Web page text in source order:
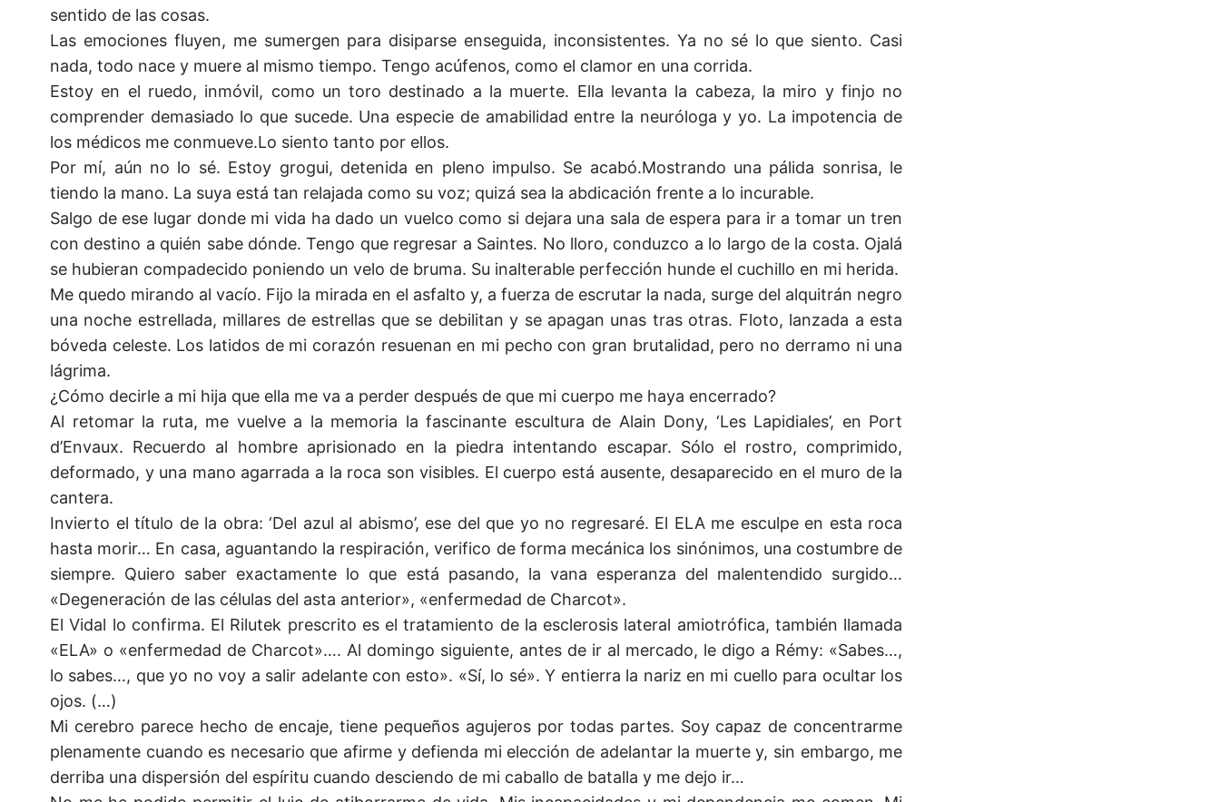
sentido de las cosas.
Las emociones fluyen, me sumergen para disiparse enseguida, inconsistentes. Ya no sé lo que siento. Casi
nada, todo nace y muere al mismo tiempo. Tengo acúfenos, como el clamor en una corrida.
Estoy en el ruedo, inmóvil, como un toro destinado a la muerte. Ella levanta la cabeza, la miro y finjo no
comprender demasiado lo que sucede. Una especie de amabilidad entre la neuróloga y yo. La impotencia de
los médicos me conmueve.Lo siento tanto por ellos.
Por mí, aún no lo sé. Estoy grogui, detenida en pleno impulso. Se acabó.Mostrando una pálida sonrisa, le
tiendo la mano. La suya está tan relajada como su voz; quizá sea la abdicación frente a lo incurable.
Salgo de ese lugar donde mi vida ha dado un vuelco como si dejara una sala de espera para ir a tomar un tren
con destino a quién sabe dónde. Tengo que regresar a Saintes. No lloro, conduzco a lo largo de la costa. Ojalá
se hubieran compadecido poniendo un velo de bruma. Su inalterable perfección hunde el cuchillo en mi herida.
Me quedo mirando al vacío. Fijo la mirada en el asfalto y, a fuerza de escrutar la nada, surge del alquitrán negro
una noche estrellada, millares de estrellas que se debilitan y se apagan unas tras otras. Floto, lanzada a esta
bóveda celeste. Los latidos de mi corazón resuenan en mi pecho con gran brutalidad, pero no derramo ni una
lágrima.
¿Cómo decirle a mi hija que ella me va a perder después de que mi cuerpo me haya encerrado?
Al retomar la ruta, me vuelve a la memoria la fascinante escultura de Alain Dony, ‘Les Lapidiales’, en Port
d’Envaux. Recuerdo al hombre aprisionado en la piedra intentando escapar. Sólo el rostro, comprimido,
deformado, y una mano agarrada a la roca son visibles. El cuerpo está ausente, desaparecido en el muro de la
cantera.
Invierto el título de la obra: ‘Del azul al abismo’, ese del que yo no regresaré. El ELA me esculpe en esta roca
hasta morir… En casa, aguantando la respiración, verifico de forma mecánica los sinónimos, una costumbre de
siempre. Quiero saber exactamente lo que está pasando, la vana esperanza del malentendido surgido…
«Degeneración de las células del asta anterior», «enfermedad de Charcot».
El Vidal lo confirma. El Rilutek prescrito es el tratamiento de la esclerosis lateral amiotrófica, también llamada
«ELA» o «enfermedad de Charcot»…. Al domingo siguiente, antes de ir al mercado, le digo a Rémy: «Sabes…,
lo sabes…, que yo no voy a salir adelante con esto». «Sí, lo sé». Y entierra la nariz en mi cuello para ocultar los
ojos. (…)
Mi cerebro parece hecho de encaje, tiene pequeños agujeros por todas partes. Soy capaz de concentrarme
plenamente cuando es necesario que afirme y defienda mi elección de adelantar la muerte y, sin embargo, me
derriba una dispersión del espíritu cuando desciendo de mi caballo de batalla y me dejo ir…